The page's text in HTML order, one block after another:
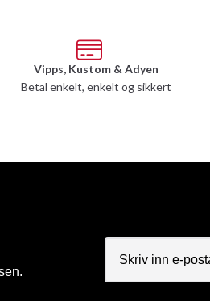
Vipps, Kustom & Adyen
Betal enkelt, enkelt og sikkert